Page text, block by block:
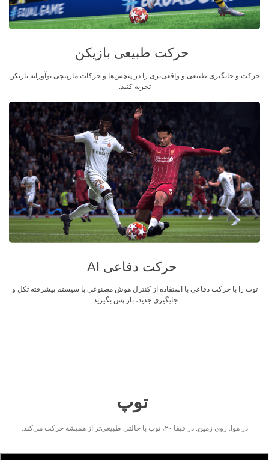
حرکت طبیعی بازیکن
حرکت و جایگیری طبیعی‌ و واقعی‌تری را در پیچش‌ها و حرکات مارپیچی نوآورانه بازیکن
تجربه کنید.
حرکت دفاعی AI
توپ را با حرکت دفاعی با استفاده از کنترل هوش مصنوعی با سیستم پیشرفته تکل و
جایگیری جدید، باز پس بگیرید.
توپ
در هوا. روی زمین. در فیفا ۲۰، توپ با حالتی طبیعی‌تر از همیشه حرکت می‌کند.